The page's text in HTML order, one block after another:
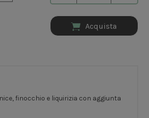
Acquista
finocchio e liquirizia con aggiunta